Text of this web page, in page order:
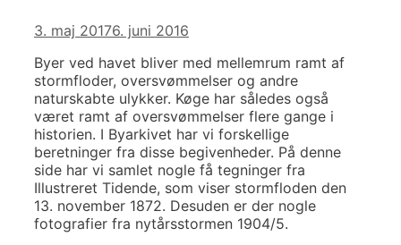
3. maj 20176. juni 2016
Byer ved havet bliver med mellemrum ramt af
stormfloder, oversvømmelser og andre
naturskabte ulykker. Køge har således også
været ramt af oversvømmelser flere gange i
historien. I Byarkivet har vi forskellige
beretninger fra disse begivenheder. På denne
side har vi samlet nogle få tegninger fra
Illustreret Tidende, som viser stormfloden den
13. november 1872. Desuden er der nogle
fotografier fra nytårsstormen 1904/5.